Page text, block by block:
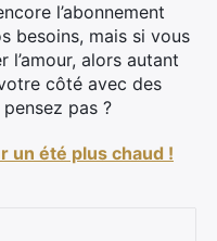
l’abonnement
besoins, mais si vous
alors autant
côté avec des
pas ?
un été plus chaud !